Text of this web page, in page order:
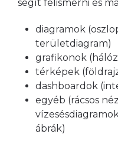
segít felismerni és
diagramok
területdiagram)
grafikonok
térképek
dashboardok
egyéb (rácsos
ábrák)